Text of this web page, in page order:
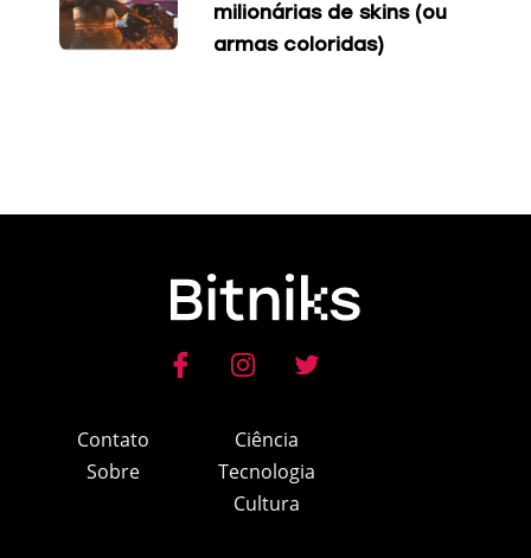
milionárias de skins (ou
armas coloridas)
Contato
Sobre
Ciência
Tecnologia
Cultura